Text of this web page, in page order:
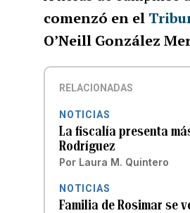
comenzó en el
O’Neill González
RELACIONADAS
NOTICIAS
La fiscalía presenta
Rodríguez
Por Laura M. Quintero
NOTICIAS
Familia de Rosimar se